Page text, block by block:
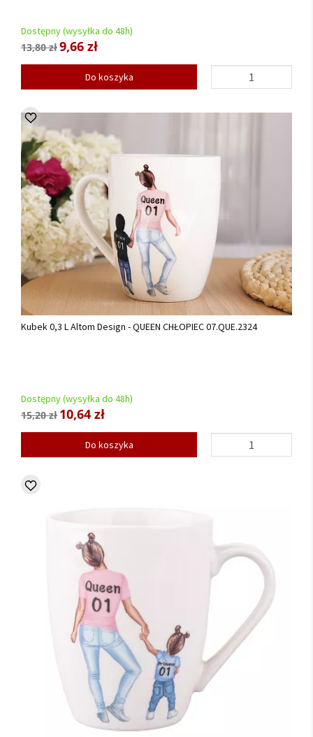
Dostępny (wysyłka do 48h)
13,80 zł9,66 zł
Do koszyka
Kubek 0,3 L Altom Design - QUEEN CHŁOPIEC 07.QUE.2324
Dostępny (wysyłka do 48h)
15,20 zł 10,64 zł
Do koszyka